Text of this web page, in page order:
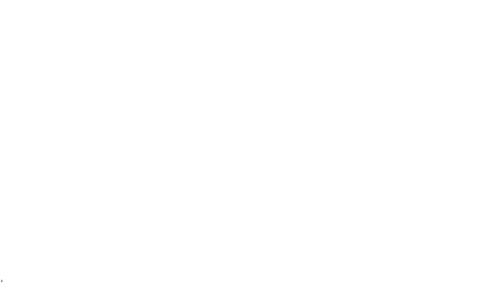
.